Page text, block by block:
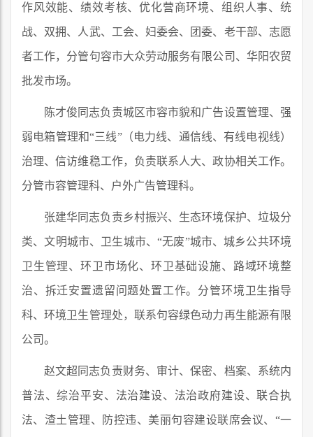
作风效能、绩效考核、优化营商环境、组织人事、统
战、双拥、人武、工会、妇委会、团委、老干部、志愿
者工作，分管句容市大众劳动服务有限公司、华阳农贸
批发市场。
陈才俊同志负责城区市容市貌和广告设置管理、强
弱电箱管理和“三线”（电力线、通信线、有线电视线）
治理、信访维稳工作，负责联系人大、政协相关工作。
分管市容管理科、户外广告管理科。
张建华同志负责乡村振兴、生态环境保护、垃圾分
类、文明城市、卫生城市、“无废”城市、城乡公共环境
卫生管理、环卫市场化、环卫基础设施、路域环境整
治、拆迁安置遗留问题处置工作。分管环境卫生指导
科、环境卫生管理处，联系句容绿色动力再生能源有限
公司。
赵文超同志负责财务、审计、保密、档案、系统内
普法、综治平安、法治建设、法治政府建设、联合执
法、渣土管理、防控违、美丽句容建设联席会议、“一